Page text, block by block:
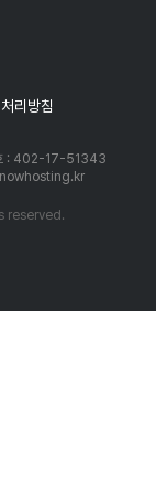
리방침
: 402-17-51343
reserved.